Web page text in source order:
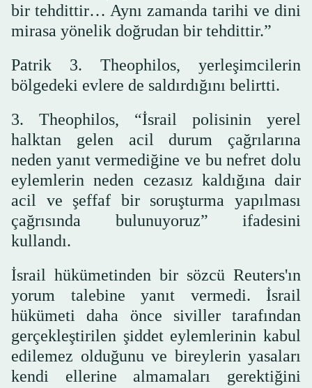
bir tehdittir… Aynı zamanda tarihi ve dini
mirasa yönelik doğrudan bir tehdittir.”
Patrik 3. Theophilos, yerleşimcilerin
bölgedeki evlere de saldırdığını belirtti.
3. Theophilos, “İsrail polisinin yerel
halktan gelen acil durum çağrılarına
neden yanıt vermediğine ve bu nefret dolu
eylemlerin neden cezasız kaldığına dair
acil ve şeffaf bir soruşturma yapılması
çağrısında bulunuyoruz” ifadesini
kullandı.
İsrail hükümetinden bir sözcü Reuters'ın
yorum talebine yanıt vermedi. İsrail
hükümeti daha önce siviller tarafından
gerçekleştirilen şiddet eylemlerinin kabul
edilemez olduğunu ve bireylerin yasaları
kendi ellerine almamaları gerektiğini